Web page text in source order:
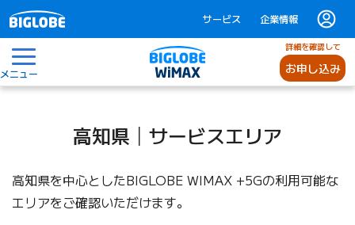
サービス 企業情報
メニュー
詳細を確認して
お申し込み
高知県│サービスエリア
高知県を中心としたBIGLOBE WIMAX +5Gの利用可能な
エリアをご確認いただけます。